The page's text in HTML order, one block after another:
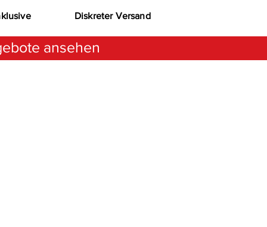
Diskreter Versand
ansehen